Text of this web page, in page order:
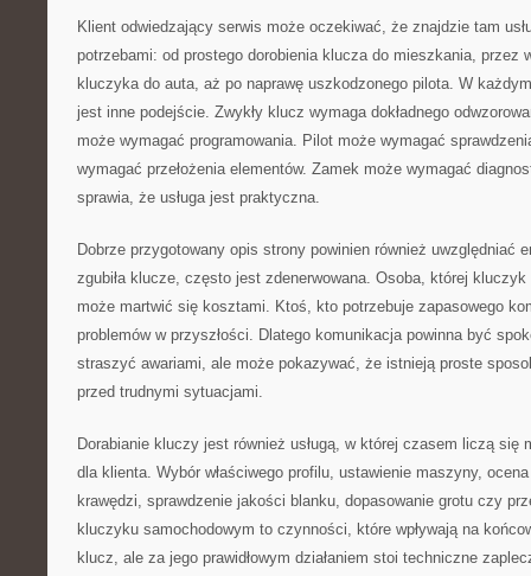
Klient odwiedzający serwis może oczekiwać, że znajdzie tam
potrzebami: od prostego dorobienia klucza do mieszkania, przez
kluczyka do auta, aż po naprawę uszkodzonego pilota. W
jest inne podejście. Zwykły klucz wymaga dokładnego
może wymagać programowania. Pilot może wymagać
wymagać przełożenia elementów. Zamek może wymagać
sprawia, że usługa jest praktyczna.
Dobrze przygotowany opis strony powinien również uwzględniać
zgubiła klucze, często jest zdenerwowana. Osoba, której kluczyk
może martwić się kosztami. Ktoś, kto potrzebuje zapasowego
problemów w przyszłości. Dlatego komunikacja powinna być
straszyć awariami, ale może pokazywać, że istnieją proste
przed trudnymi sytuacjami.
Dorabianie kluczy jest również usługą, w której czasem liczą się
dla klienta. Wybór właściwego profilu, ustawienie maszyny,
krawędzi, sprawdzenie jakości blanku, dopasowanie grotu czy
kluczyku samochodowym to czynności, które wpływają na
klucz, ale za jego prawidłowym działaniem stoi techniczne